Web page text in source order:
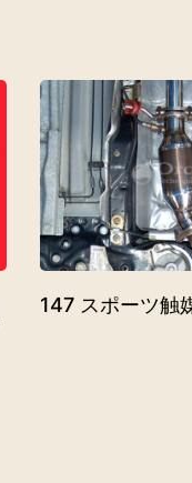
147 スポーツ触